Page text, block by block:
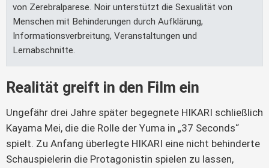
von Zerebralparese. Noir unterstützt die Sexualität von
Menschen mit Behinderungen durch Aufklärung,
Informationsverbreitung, Veranstaltungen und
Lernabschnitte.
Realität greift in den Film ein
Ungefähr drei Jahre später begegnete HIKARI schließlich
Kayama Mei, die die Rolle der Yuma in „37 Seconds“
spielt. Zu Anfang überlegte HIKARI eine nicht behinderte
Schauspielerin die Protagonistin spielen zu lassen,